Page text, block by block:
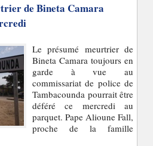
de Bineta Camara
Le présumé meurtrier de
Bineta Camara toujours en
garde à vue au
commissariat de police de
Tambacounda pourrait être
déféré ce mercredi au
parquet. Pape Alioune Fall,
proche de la famille